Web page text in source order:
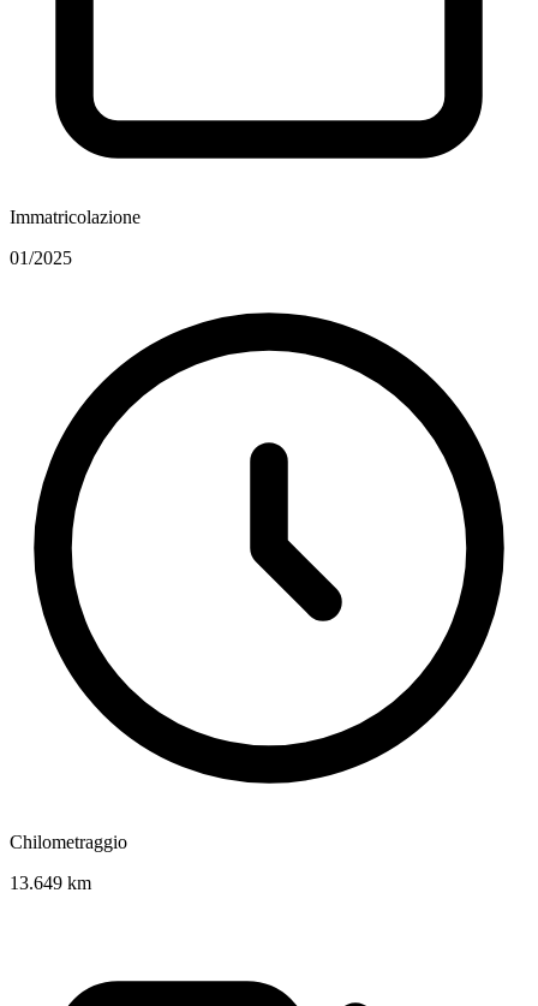
Immatricolazione
01/2025
Chilometraggio
13.649 km